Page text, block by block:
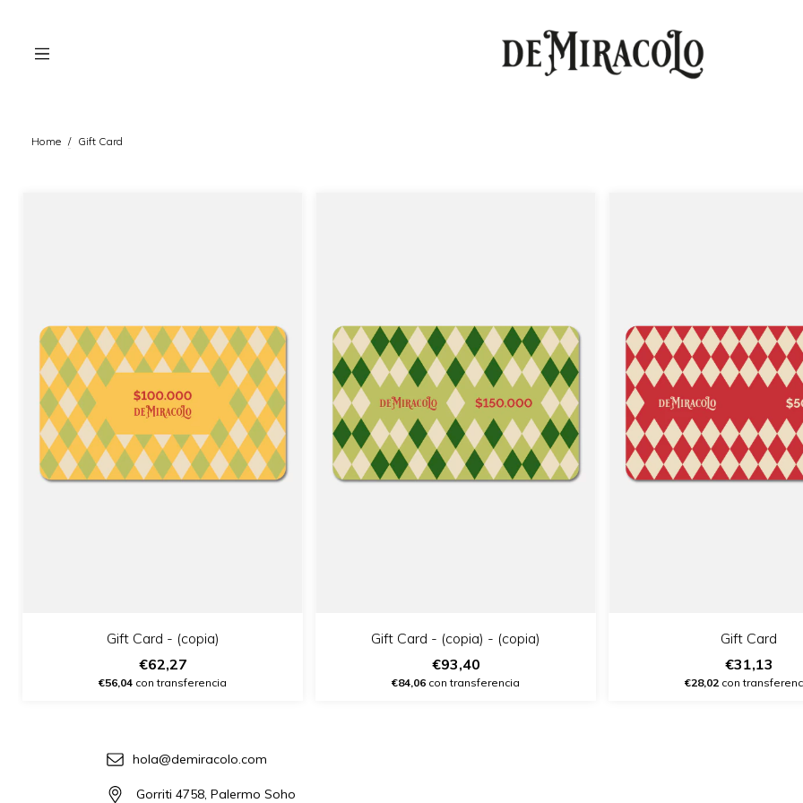
Home / Gift Card
Gift Card - (copia)
€62,27
€56,04 con transferencia
Gift Card - (copia) - (copia)
€93,40
€84,06 con transferencia
Gift Card
€31,13
€28,02 con
hola@demiracolo.com
Gorriti 4758, Palermo Soho